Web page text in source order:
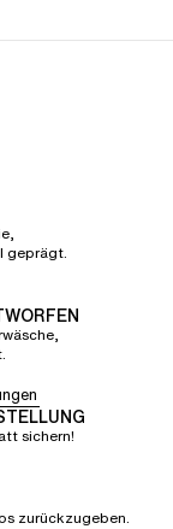
geprägt.
sichern!
zurückzugeben.